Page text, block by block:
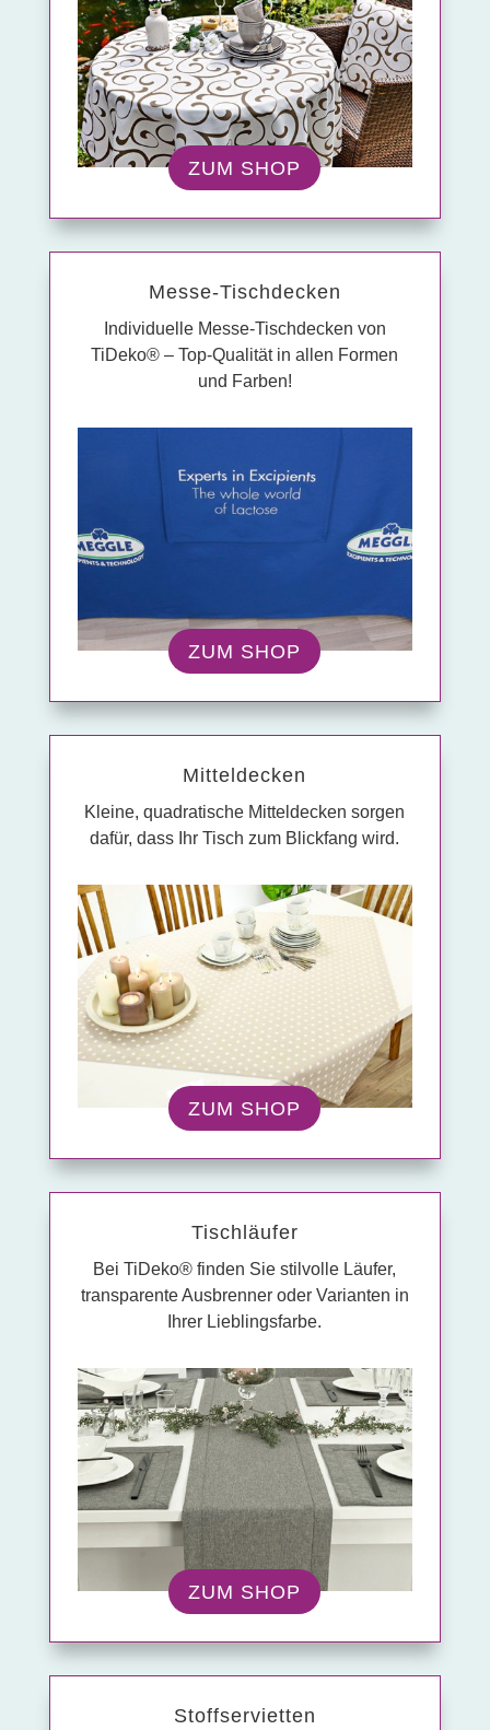
ZUM SHOP
Messe-Tisch­decken
Individuelle Messe-Tischdecken von
TiDeko® – Top-Qualität in allen Formen
und Farben!
ZUM SHOP
Mittel­decken
Kleine, quadratische Mitteldecken sorgen
dafür, dass Ihr Tisch zum Blickfang wird.
ZUM SHOP
Tisch­läufer
Bei TiDeko® finden Sie stilvolle Läufer,
transparente Ausbrenner oder Varianten in
Ihrer Lieblingsfarbe.
ZUM SHOP
Stoff­servietten